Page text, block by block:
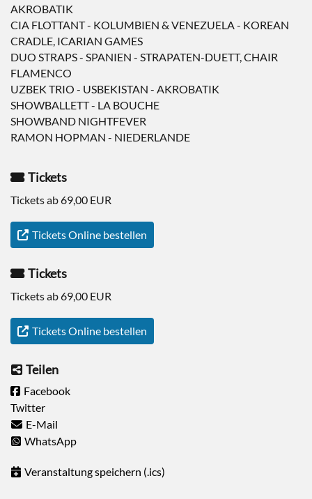
AKROBATIK
CIA FLOTTANT - KOLUMBIEN & VENEZUELA - KOREAN
CRADLE, ICARIAN GAMES
DUO STRAPS - SPANIEN - STRAPATEN-DUETT, CHAIR
FLAMENCO
UZBEK TRIO - USBEKISTAN - AKROBATIK
SHOWBALLETT - LA BOUCHE
SHOWBAND NIGHTFEVER
RAMON HOPMAN - NIEDERLANDE
Tickets
Tickets ab 69,00 EUR
Tickets Online bestellen
Tickets
Tickets ab 69,00 EUR
Tickets Online bestellen
Teilen
Facebook
Twitter
E-Mail
WhatsApp
Veranstaltung speichern (.ics)